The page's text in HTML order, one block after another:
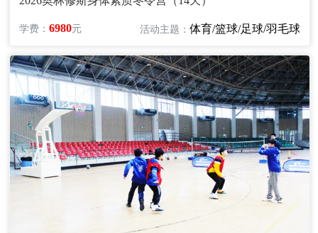
学费：6980元 活动主题： 体育/篮球/足球/羽毛球